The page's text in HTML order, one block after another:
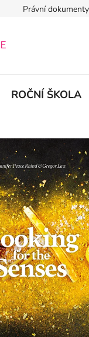
Právní dokumenty
ROČNÍ ŠKOLA